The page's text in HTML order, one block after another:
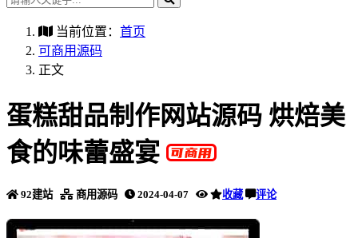
当前位置： 首页
可商用源码
正文
蛋糕甜品制作网站源码 烘焙美
食的味蕾盛宴
92建站 商用源码 2024-04-07 收藏 评论